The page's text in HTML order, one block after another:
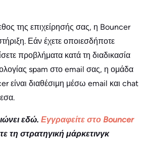
της επιχείρησής σας, η Bouncer
Εάν έχετε οποιεσδήποτε
προβλήματα κατά τη διαδικασία
spam στο email σας, η ομάδα
είναι διαθέσιμη μέσω email και chat
εδώ. Εγγραφείτε στο Bouncer
τη στρατηγική μάρκετινγκ